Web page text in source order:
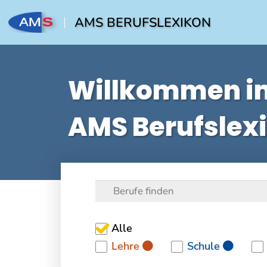
AMS BERUFSLEXIKON
Willkommen
AMS
Alle
Lehre
Schule